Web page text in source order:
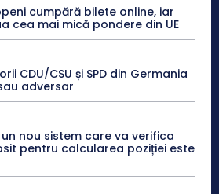
cumpără bilete online, iar
cea mai mică pondere din UE
CDU/CSU și SPD din Germania
adversar
nou sistem care va verifica
pentru calcularea poziției este